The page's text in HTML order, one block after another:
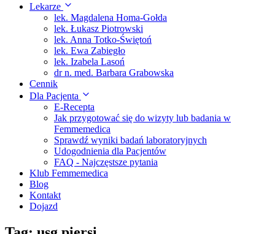
Lekarze
lek. Magdalena Homa-Gołda
lek. Łukasz Piotrowski
lek. Anna Totko-Świętoń
lek. Ewa Zabiegło
lek. Izabela Lasoń
dr n. med. Barbara Grabowska
Cennik
Dla Pacjenta
E-Recepta
Jak przygotować się do wizyty lub badania w
Femmemedica
Sprawdź wyniki badań laboratoryjnych
Udogodnienia dla Pacjentów
FAQ - Najczęstsze pytania
Klub Femmemedica
Blog
Kontakt
Dojazd